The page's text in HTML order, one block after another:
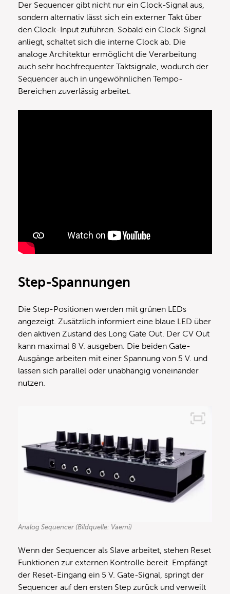
Der Sequencer gibt nicht nur ein Clock-Signal aus,
sondern alternativ lässt sich ein externer Takt über
den Clock-Input zuführen. Sobald ein Clock-Signal
anliegt, schaltet sich die interne Clock ab. Die
analoge Architektur ermöglicht die Verarbeitung
auch sehr hochfrequenter Taktsignale, wodurch der
Sequencer auch in ungewöhnlichen Tempo-
Bereichen zuverlässig arbeitet.
Step-Spannungen
Die Step-Positionen werden mit grünen LEDs
angezeigt. Zusätzlich informiert eine blaue LED über
den aktiven Zustand des Long Gate Out. Der CV Out
kann maximal 8 V. ausgeben. Die beiden Gate-
Ausgänge arbeiten mit einer Spannung von 5 V. und
lassen sich parallel oder unabhängig voneinander
nutzen.
Analog Sequencer (Bildquelle: Vaemi)
Wenn der Sequencer als Slave arbeitet, stehen Reset
Funktionen zur externen Kontrolle bereit. Empfängt
der Reset-Eingang ein 5 V. Gate-Signal, springt der
Sequencer auf den ersten Step zurück und verweilt